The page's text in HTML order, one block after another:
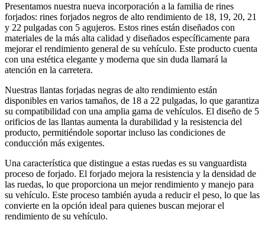
Presentamos nuestra nueva incorporación a la familia de rines
forjados: rines forjados negros de alto rendimiento de 18, 19, 20, 21
y 22 pulgadas con 5 agujeros. Estos rines están diseñados con
materiales de la más alta calidad y diseñados específicamente para
mejorar el rendimiento general de su vehículo. Este producto cuenta
con una estética elegante y moderna que sin duda llamará la
atención en la carretera.
Nuestras llantas forjadas negras de alto rendimiento están
disponibles en varios tamaños, de 18 a 22 pulgadas, lo que garantiza
su compatibilidad con una amplia gama de vehículos. El diseño de 5
orificios de las llantas aumenta la durabilidad y la resistencia del
producto, permitiéndole soportar incluso las condiciones de
conducción más exigentes.
Una característica que distingue a estas ruedas es su vanguardista
proceso de forjado. El forjado mejora la resistencia y la densidad de
las ruedas, lo que proporciona un mejor rendimiento y manejo para
su vehículo. Este proceso también ayuda a reducir el peso, lo que las
convierte en la opción ideal para quienes buscan mejorar el
rendimiento de su vehículo.